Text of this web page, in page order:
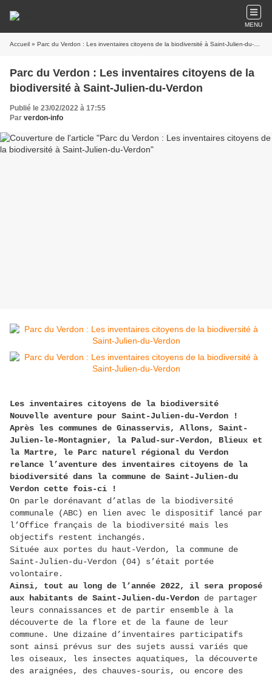
MENU
Accueil » Parc du Verdon : Les inventaires citoyens de la biodiversité à Saint-Julien-du-Verdon
Parc du Verdon : Les inventaires citoyens de la
biodiversité à Saint-Julien-du-Verdon
Publié le 23/02/2022 à 17:55
Par verdon-info
Les inventaires citoyens de la biodiversité
Nouvelle aventure pour Saint-Julien-du-Verdon !
Après les communes de Ginasservis, Allons, Saint-
Julien-le-Montagnier, la Palud-sur-Verdon, Blieux et
la Martre, le Parc naturel régional du Verdon
relance l’aventure des inventaires citoyens de la
biodiversité dans la commune de Saint-Julien-du
Verdon cette fois-ci !
On parle dorénavant d’atlas de la biodiversité
communale (ABC) en lien avec le dispositif lancé par
l’Office français de la biodiversité mais les
objectifs restent inchangés.
Située aux portes du haut-Verdon, la commune de
Saint-Julien-du-Verdon (04) s’était portée
volontaire.
Ainsi, tout au long de l’année 2022, il sera proposé
aux habitants de Saint-Julien-du-Verdon de partager
leurs connaissances et de partir ensemble à la
découverte de la flore et de la faune de leur
commune. Une dizaine d’inventaires participatifs
sont ainsi prévus sur des sujets aussi variés que
les oiseaux, les insectes aquatiques, la découverte
des araignées, des chauves-souris, ou encore des